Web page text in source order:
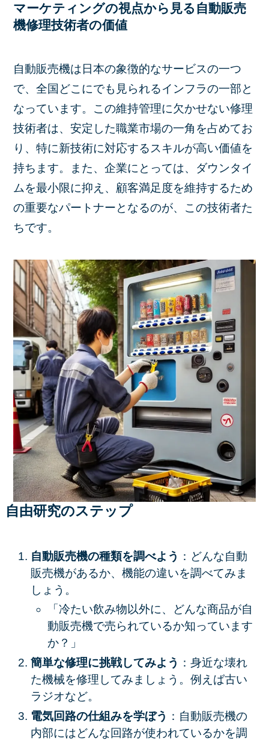
マーケティングの視点から見る自動販売
機修理技術者の価値
自動販売機は日本の象徴的なサービスの一つ
で、全国どこにでも見られるインフラの一部と
なっています。この維持管理に欠かせない修理
技術者は、安定した職業市場の一角を占めてお
り、特に新技術に対応するスキルが高い価値を
持ちます。また、企業にとっては、ダウンタイ
ムを最小限に抑え、顧客満足度を維持するため
の重要なパートナーとなるのが、この技術者た
ちです。
自由研究のステップ
自動販売機の種類を調べよう ：どんな自動
販売機があるか、機能の違いを調べてみま
しょう。
「冷たい飲み物以外に、どんな商品が自
動販売機で売られているか知っています
か？」
簡単な修理に挑戦してみよう ：身近な壊れ
た機械を修理してみましょう。例えば古い
ラジオなど。
電気回路の仕組みを学ぼう ：自動販売機の
内部にはどんな回路が使われているかを調